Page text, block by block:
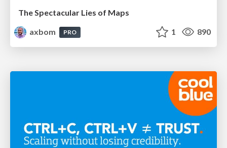
The Spectacular Lies of Maps
axbom
PRO 1 890